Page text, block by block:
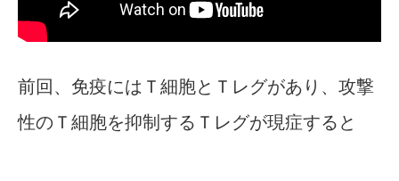
前回、免疫にはＴ細胞とＴレグがあり、攻撃
性のＴ細胞を抑制するＴレグが現症すると